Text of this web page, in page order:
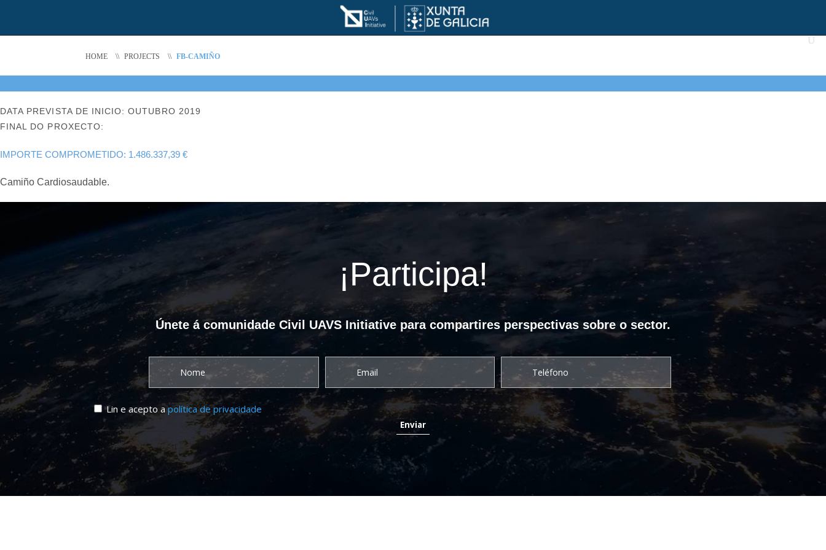
HOME \\ PROJECTS \\ FB-CAMIÑO
DATA PREVISTA DE INICIO: OUTUBRO 2019
FINAL DO PROXECTO:
IMPORTE COMPROMETIDO: 1.486.337,39 €
Camiño Cardiosaudable.
¡Participa!
Únete á comunidade Civil UAVS Initiative para compartires perspectivas sobre o sector.
Lin e acepto apolítica de privacidade